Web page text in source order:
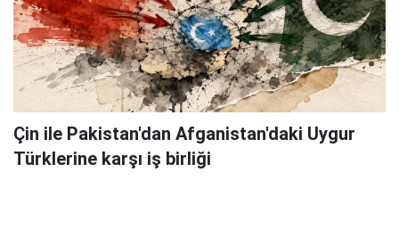
Çin ile Pakistan'dan Afganistan'daki Uygur
Türklerine karşı iş birliği